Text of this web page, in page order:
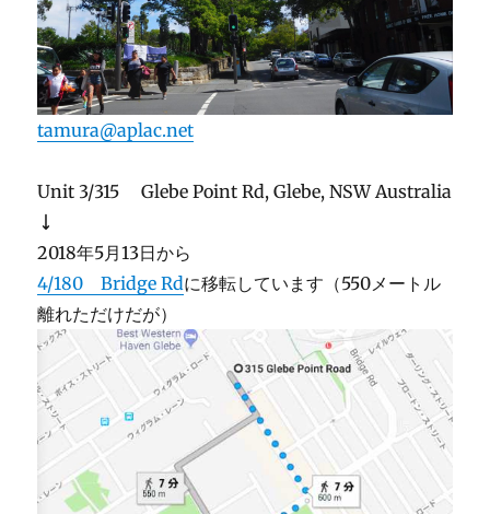
tamura@aplac.net
Unit 3/315 Glebe Point Rd, Glebe, NSW Australia
↓
2018年5月13日から
4/180 Bridge Rdに移転しています（550メートル
離れただけだが）